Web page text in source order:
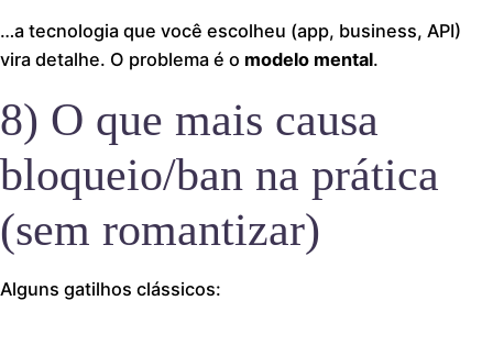
…a tecnologia que você escolheu (app, business, API)
vira detalhe. O problema é o modelo mental.
8) O que mais causa
bloqueio/ban na prática
(sem romantizar)
Alguns gatilhos clássicos: